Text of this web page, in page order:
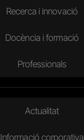
Recerca i innovació
Docència i formació
Professionals
Actualitat
Informació corporativa